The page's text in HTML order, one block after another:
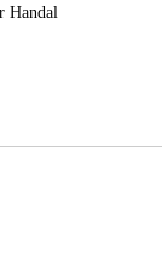
Handal